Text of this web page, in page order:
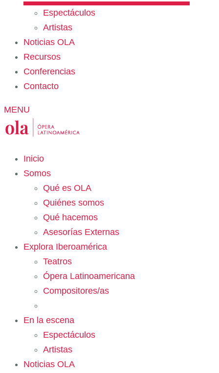
Espectáculos
Artistas
Noticias OLA
Recursos
Conferencias
Contacto
MENU
Inicio
Somos
Qué es OLA
Quiénes somos
Qué hacemos
Asesorías Externas
Explora Iberoamérica
Teatros
Ópera Latinoamericana
Compositores/as
En la escena
Espectáculos
Artistas
Noticias OLA